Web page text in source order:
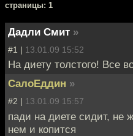
cтраницы: 1
Дадли Смит »
#1 | 13.01.09 15:52
На диету толстого! Все
СалоЕддин »
#2 | 13.01.09 15:57
пади на диете сидит, не
нем и копится